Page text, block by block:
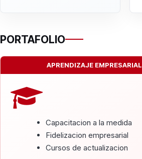
PORTAFOLIO
APRENDIZAJE EMPRESARIAL
Capacitacion a la medida
Fidelizacion empresarial
Cursos de actualizacion